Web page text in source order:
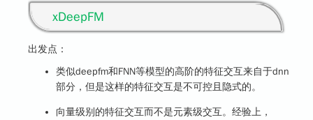
xDeepFM
出发点：
类似deepfm和FNN等模型的高阶的特征交互来自于dnn
部分，但是这样的特征交互是不可控且隐式的。
向量级别的特征交互而不是元素级交互。经验上，